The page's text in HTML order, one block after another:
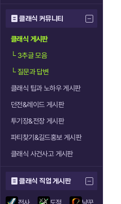
클래식 커뮤니티
클래식 게시판
└3추글 모음
└질문과 답변
클래식 팁과 노하우 게시판
던전&레이드 게시판
투기장&전장 게시판
파티찾기&길드홍보 게시판
클래식 사건사고 게시판
클래식 직업 게시판